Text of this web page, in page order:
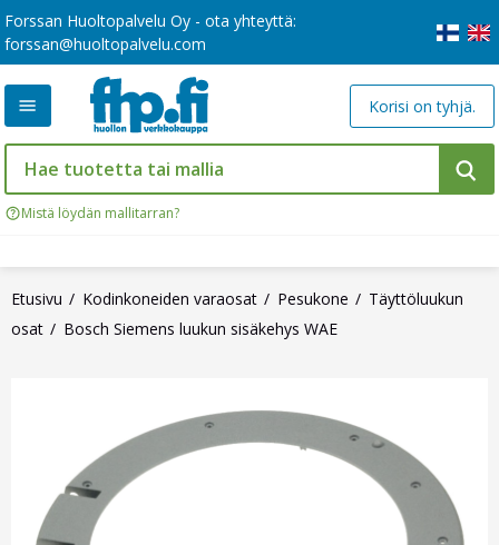
Forssan Huoltopalvelu Oy - ota yhteyttä:
forssan@huoltopalvelu.com
Mistä löydän mallitarran?
Korisi on tyhjä.
Etusivu Kodinkoneiden varaosat Pesukone
Täyttöluukun
osat
Bosch Siemens luukun sisäkehys WAE